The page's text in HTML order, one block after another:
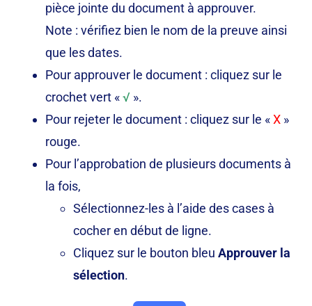
pièce jointe du document à approuver.
Note : vérifiez bien le nom de la preuve ainsi
que les dates.
Pour approuver le document : cliquez sur le
crochet vert «√ ».
Pour rejeter le document : cliquez sur le «X »
rouge.
Pour l’approbation de plusieurs documents à
la fois,
Sélectionnez-les à l’aide des cases à
cocher en début de ligne.
Cliquez sur le bouton bleu Approuver la
sélection.